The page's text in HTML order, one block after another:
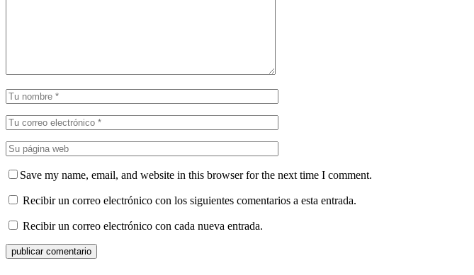
Save my name, email, and website in this browser for the next time I comment.
Recibir un correo electrónico con los siguientes comentarios a esta entrada.
Recibir un correo electrónico con cada nueva entrada.